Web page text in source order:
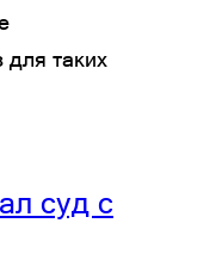
для таких
суд с